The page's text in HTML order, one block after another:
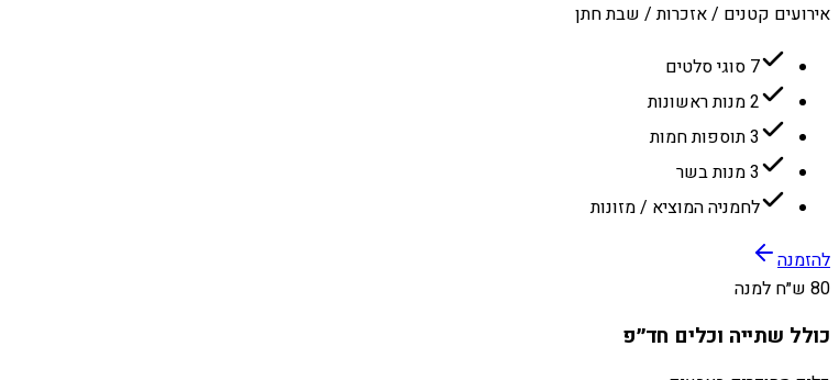
אירועים קטנים / אזכרות / שבת חתן
7 סוגי סלטים
2 מנות ראשונות
3 תוספות חמות
3 מנות בשר
לחמניה המוציא / מזונות
להזמנה
80 ש״ח למנה
כולל שתייה וכלים חד״פ